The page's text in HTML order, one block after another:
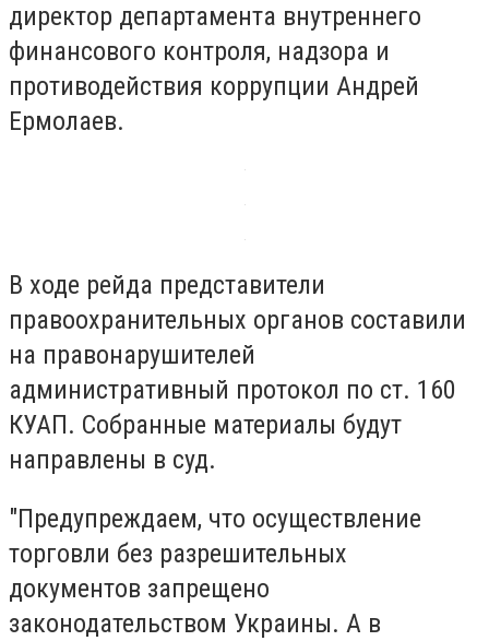
директор департамента внутреннего
финансового контроля, надзора и
противодействия коррупции Андрей
Ермолаев.
В ходе рейда представители
правоохранительных органов составили
на правонарушителей
административный протокол по ст. 160
КУАП. Собранные материалы будут
направлены в суд.
"Предупреждаем, что осуществление
торговли без разрешительных
документов запрещено
законодательством Украины. А в